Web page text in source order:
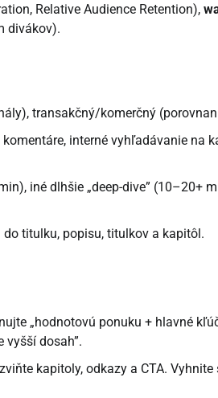
Relative Audience Retention),
divákov).
transakčný/komerčný
interné vyhľadávanie na
iné dlhšie „deep-dive” (10–20+
titulku, popisu, titulkov a kapitôl.
„hodnotovú ponuku + hlavné
vyšší dosah”.
kapitoly, odkazy a CTA. Vyhnite